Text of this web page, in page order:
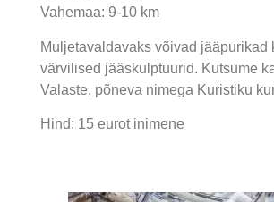
Vahemaa: 9-10 km
Muljetavaldavaks võivad
värvilised jääskulptuurid. Kutsume
Valaste, põneva nimega Kuristiku
Hind: 15 eurot inimene